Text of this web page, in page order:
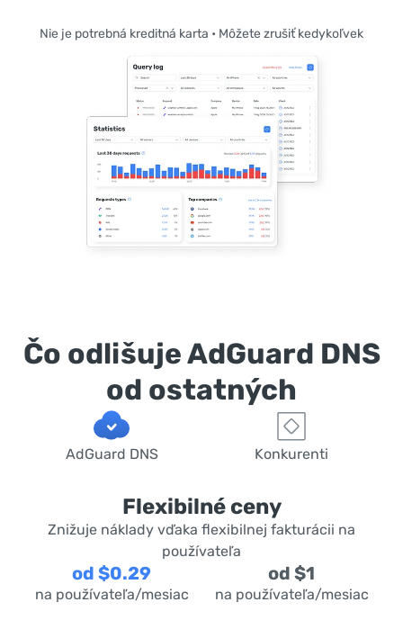
Nie je potrebná kreditná karta • Môžete zrušiť kedykoľvek
Čo odlišuje AdGuard DNS
od ostatných
AdGuard DNS Konkurenti
Flexibilné ceny
Znižuje náklady vďaka flexibilnej fakturácii na
používateľa
od $0.29
na používateľa/mesiac
od $1
na používateľa/mesiac